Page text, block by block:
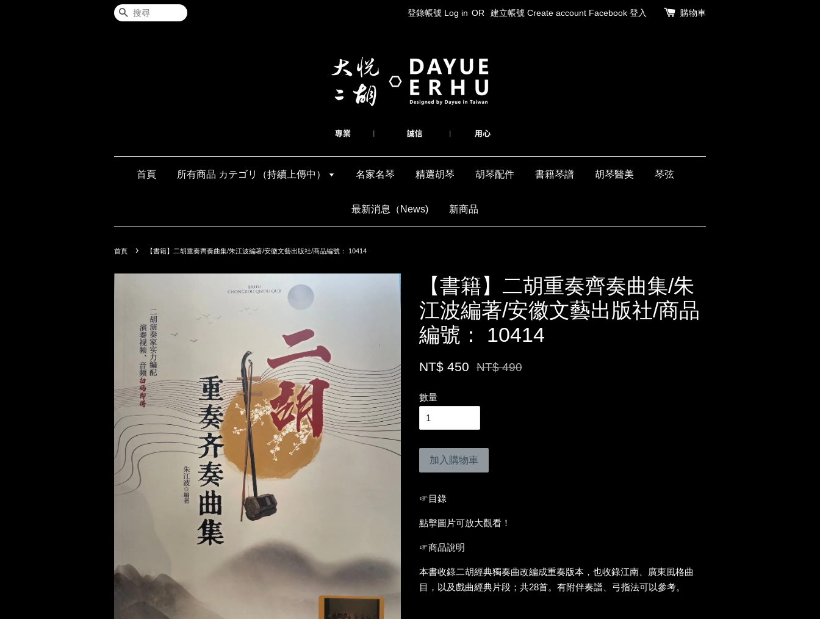
搜尋 登錄帳號 Log in OR 建立帳號 Create account Facebook 登入 購物車
首頁 所有商品 カテゴリ（持續上傳中） 名家名琴 精選胡琴 胡琴配件 書籍琴譜 胡琴醫美 琴弦
最新消息（News) 新商品
首頁 › 【書籍】二胡重奏齊奏曲集/朱江波編著/安徽文藝出版社/商品編號： 10414
【書籍】二胡重奏齊奏曲集/朱
江波編著/安徽文藝出版社/商品
編號： 10414
NT$ 450 NT$ 490
數量
加入購物車
☞目錄
點擊圖片可放大觀看！
☞商品說明
本書收錄二胡經典獨奏曲改編成重奏版本，也收錄江南、廣東風格曲
目，以及戲曲經典片段；共28首。有附伴奏譜、弓指法可以參考。